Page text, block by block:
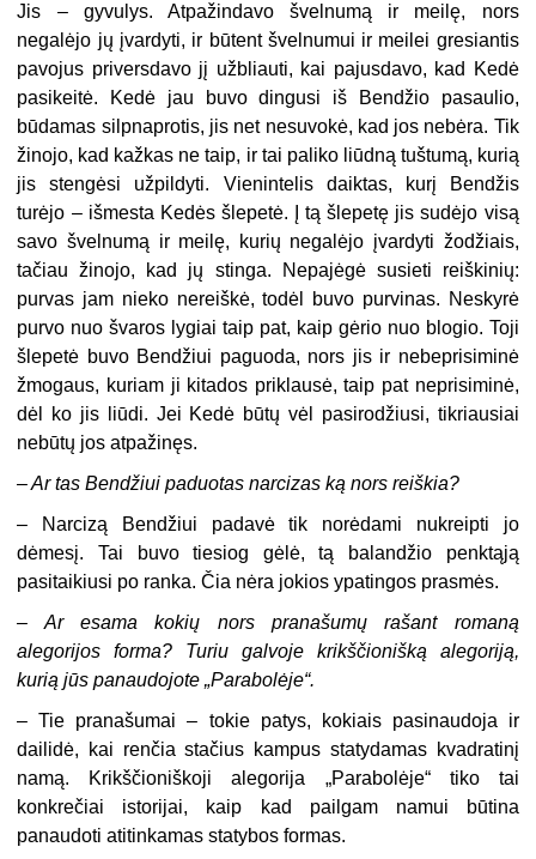
Jis – gyvulys. Atpažindavo švelnumą ir meilę, nors
negalėjo jų įvardyti, ir būtent švelnumui ir meilei gresiantis
pavojus priversdavo jį užbliauti, kai pajusdavo, kad Kedė
pasikeitė. Kedė jau buvo dingusi iš Bendžio pasaulio,
būdamas silpnaprotis, jis net nesuvokė, kad jos nebėra. Tik
žinojo, kad kažkas ne taip, ir tai paliko liūdną tuštumą, kurią
jis stengėsi užpildyti. Vienintelis daiktas, kurį Bendžis
turėjo – išmesta Kedės šlepetė. Į tą šlepetę jis sudėjo visą
savo švelnumą ir meilę, kurių negalėjo įvardyti žodžiais,
tačiau žinojo, kad jų stinga. Nepajėgė susieti reiškinių:
purvas jam nieko nereiškė, todėl buvo purvinas. Neskyrė
purvo nuo švaros lygiai taip pat, kaip gėrio nuo blogio. Toji
šlepetė buvo Bendžiui paguoda, nors jis ir nebeprisiminė
žmogaus, kuriam ji kitados priklausė, taip pat neprisiminė,
dėl ko jis liūdi. Jei Kedė būtų vėl pasirodžiusi, tikriausiai
nebūtų jos atpažinęs.
–Ar tas Bendžiui paduotas narcizas ką nors reiškia?
– Narcizą Bendžiui padavė tik norėdami nukreipti jo
dėmesį. Tai buvo tiesiog gėlė, tą balandžio penktąją
pasitaikiusi po ranka. Čia nėra jokios ypatingos prasmės.
–Ar esama kokių nors pranašumų rašant romaną
alegorijos forma? Turiu galvoje krikščionišką alegoriją,
kurią jūs panaudojote „Parabolėje“.
– Tie pranašumai – tokie patys, kokiais pasinaudoja ir
dailidė, kai renčia stačius kampus statydamas kvadratinį
namą. Krikščioniškoji alegorija „Parabolėje“ tiko tai
konkrečiai istorijai, kaip kad pailgam namui būtina
panaudoti atitinkamas statybos formas.